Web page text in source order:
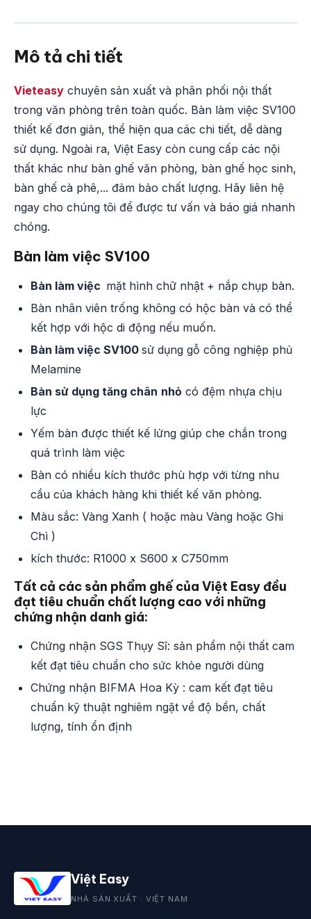
Mô tả chi tiết
Vieteasy chuyên sản xuất và phân phối nội thất
trong văn phòng trên toàn quốc. Bàn làm việc SV100
thiết kế đơn giản, thể hiện qua các chi tiết, dễ dàng
sử dụng. Ngoài ra, Việt Easy còn cung cấp các nội
thất khác như bàn ghế văn phòng, bàn ghế học sinh,
bàn ghế cà phê,... đảm bảo chất lượng. Hãy liên hệ
ngay cho chúng tôi để được tư vấn và báo giá nhanh
chóng.
Bàn làm việc SV100
Bàn làm việc mặt hình chữ nhật + nắp chụp bàn.
Bàn nhân viên trống không có hộc bàn và có thể
kết hợp với hộc di động nếu muốn.
Bàn làm việc SV100 sử dụng gỗ công nghiệp phủ
Melamine
Bàn sử dụng tăng chân nhỏ có đệm nhựa chịu
lực
Yếm bàn được thiết kế lửng giúp che chắn trong
quá trình làm việc
Bàn có nhiều kích thước phù hợp với từng nhu
cầu của khách hàng khi thiết kế văn phòng.
Màu sắc: Vàng Xanh ( hoặc màu Vàng hoặc Ghi
Chì )
kích thước: R1000 x S600 x C750mm
Tất cả các sản phẩm ghế của Việt Easy đều
đạt tiêu chuẩn chất lượng cao với những
chứng nhận danh giá:
Chứng nhận SGS Thụy Sĩ: sản phẩm nội thất cam
kết đạt tiêu chuẩn cho sức khỏe người dùng
Chứng nhận BIFMA Hoa Kỳ : cam kết đạt tiêu
chuẩn kỹ thuật nghiêm ngặt về độ bền, chất
lượng, tính ổn định
Việt Easy
NHÀ SẢN XUẤT · VIỆT NAM